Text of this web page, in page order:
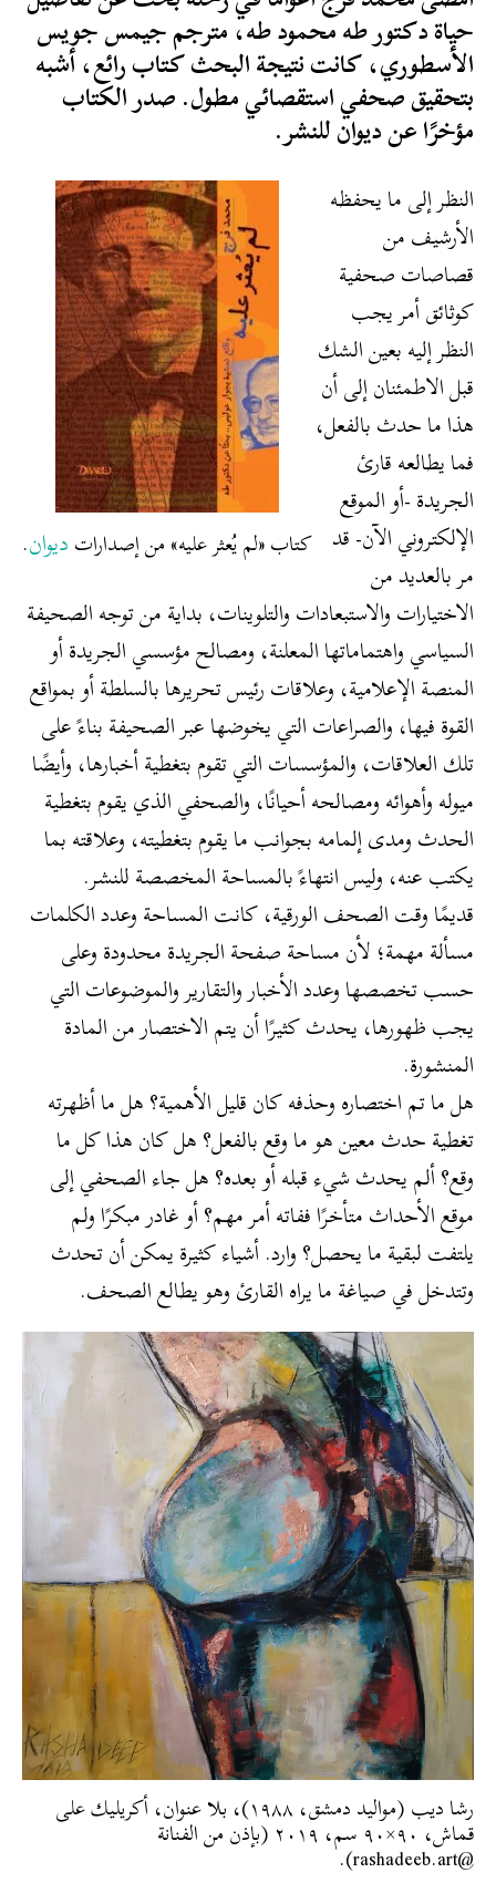
حياة دكتور طه محمود طه، مترجم جيمس جويس
الأسطوري، كانت نتيجة البحث كتاب رائع، أشبه
بتحقيق صحفي استقصائي مطول. صدر الكتاب
مؤخرًا عن ديوان للنشر.
كتاب «لم يُعثر عليه» من إصداراتديوان.
النظر إلى ما يحفظه
الأرشيف من
قصاصات صحفية
كوثائق أمر يجب
النظر إليه بعين الشك
قبل الاطمئنان إلى أن
هذا ما حدث بالفعل،
فما يطالعه قارئ
الجريدة -أو الموقع
الإلكتروني الآن- قد
مر بالعديد من
الاختيارات والاستبعادات والتلوينات، بداية من توجه الصحيفة
السياسي واهتماماتها المعلنة، ومصالح مؤسسي الجريدة أو
المنصة الإعلامية، وعلاقات رئيس تحريرها بالسلطة أو بمواقع
القوة فيها، والصراعات التي يخوضها عبر الصحيفة بناءً على
تلك العلاقات، والمؤسسات التي تقوم بتغطية أخبارها، وأيضًا
ميوله وأهوائه ومصالحه أحيانًا، والصحفي الذي يقوم بتغطية
الحدث ومدى إلمامه بجوانب ما يقوم بتغطيته، وعلاقته بما
يكتب عنه، وليس انتهاءً بالمساحة المخصصة للنشر.
قديمًا وقت الصحف الورقية، كانت المساحة وعدد الكلمات
مسألة مهمة؛ لأن مساحة صفحة الجريدة محدودة وعلى
حسب تخصصها وعدد الأخبار والتقارير والموضوعات التي
يجب ظهورها، يحدث كثيرًا أن يتم الاختصار من المادة
المنشورة.
هل ما تم اختصاره وحذفه كان قليل الأهمية؟ هل ما أظهرته
تغطية حدث معين هو ما وقع بالفعل؟ هل كان هذا كل ما
وقع؟ ألم يحدث شيء قبله أو بعده؟ هل جاء الصحفي إلى
موقع الأحداث متأخرًا ففاته أمر مهم؟ أو غادر مبكرًا ولم
يلتفت لبقية ما يحصل؟ وارد. أشياء كثيرة يمكن أن تحدث
وتتدخل في صياغة ما يراه القارئ وهو يطالع الصحف.
رشا ديب (مواليد دمشق، ١٩٨٨)، بلا عنوان، أكريليك على
قماش، ٩٠×٩٠ سم، ٢٠١٩ (بإذن من الفنانة
@rashadeeb.art).